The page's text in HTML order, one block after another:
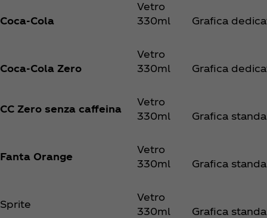
Coca‑Cola
Vetro
330ml
Grafica
Coca‑Cola Zero
Vetro
330ml
Grafica
CC Zero senza caffeina
Vetro
330ml
Grafica
Fanta Orange
Vetro
330ml
Grafica
Sprite
Vetro
330ml
Grafica